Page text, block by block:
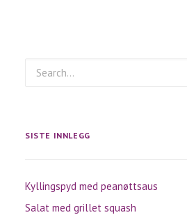
SISTE INNLEGG
Kyllingspyd med peanøttsaus
Salat med grillet squash